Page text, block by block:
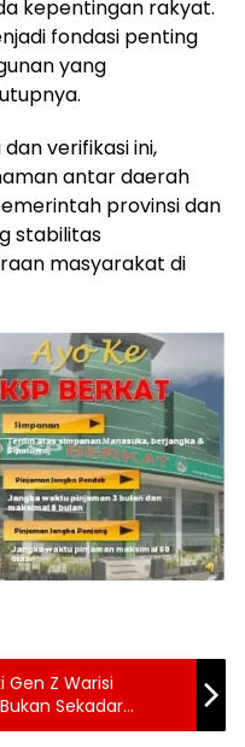
kepentingan rakyat.
fondasi penting
yang
verifikasi ini,
antar daerah
provinsi dan
stabilitas
masyarakat di
Gen Z Warisi
Sekadar